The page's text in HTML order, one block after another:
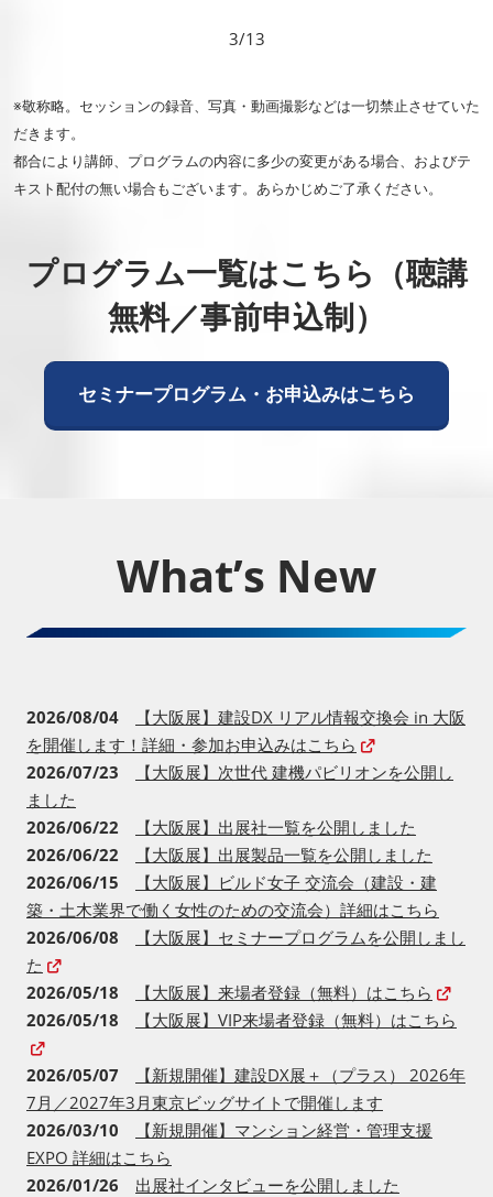
3/13
※敬称略。セッションの録音、写真・動画撮影などは一切禁止させていた
だきます。
都合により講師、プログラムの内容に多少の変更がある場合、およびテ
キスト配付の無い場合もございます。あらかじめご了承ください。
プログラム一覧はこちら（聴講
無料／事前申込制）
セミナープログラム・お申込みはこちら
What’s New
2026/08/04
【大阪展】建設DX リアル情報交換会 in 大阪
を開催します！詳細・参加お申込みはこちら
2026/07/23
【大阪展】次世代 建機パビリオンを公開し
ました
2026/06/22
【大阪展】出展社一覧を公開しました
2026/06/22
【大阪展】出展製品一覧を公開しました
2026/06/15
【大阪展】ビルド女子 交流会（建設・建
築・土木業界で働く女性のための交流会）詳細はこちら
2026/06/08
【大阪展】セミナープログラムを公開しまし
た
2026/05/18
【大阪展】来場者登録（無料）はこちら
2026/05/18
【大阪展】VIP来場者登録（無料）はこちら
2026/05/07
【新規開催】建設DX展＋（プラス） 2026年
7月／2027年3月東京ビッグサイトで開催します
2026/03/10
【新規開催】マンション経営・管理支援
EXPO 詳細はこちら
2026/01/26 出展社インタビューを公開しました